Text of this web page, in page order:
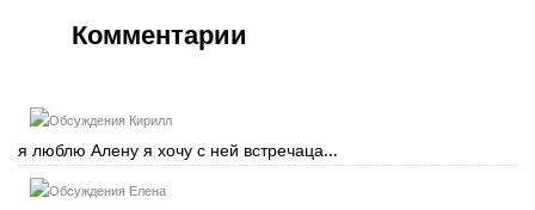
Комментарии
Кирилл
я люблю Алену я хочу с ней встречаца...
Елена